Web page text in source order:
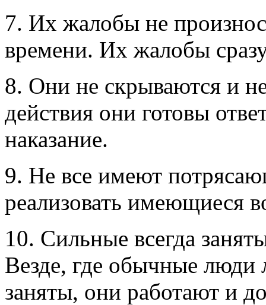
7. Их жалобы не
времени. Их жалобы
8. Они не скрываются и
действия они готовы
наказание.
9. Не все имеют
реализовать имеющиеся
10. Сильные всегда
Везде, где обычные люди
заняты, они работают и